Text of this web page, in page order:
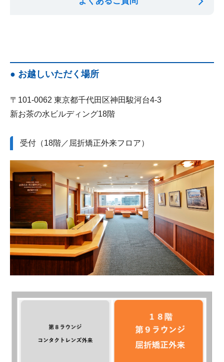
● お越しいただく場所
〒101-0062 東京都千代田区神田駿河台4-3
新お茶の水ビルディング18階
受付（18階／屈折矯正外来フロア）